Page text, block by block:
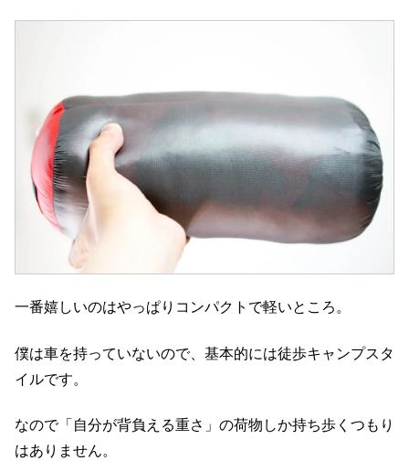
一番嬉しいのはやっぱりコンパクトで軽いところ。
僕は車を持っていないので、基本的には徒歩キャンプスタ
イルです。
なので「自分が背負える重さ」の荷物しか持ち歩くつもり
はありません。